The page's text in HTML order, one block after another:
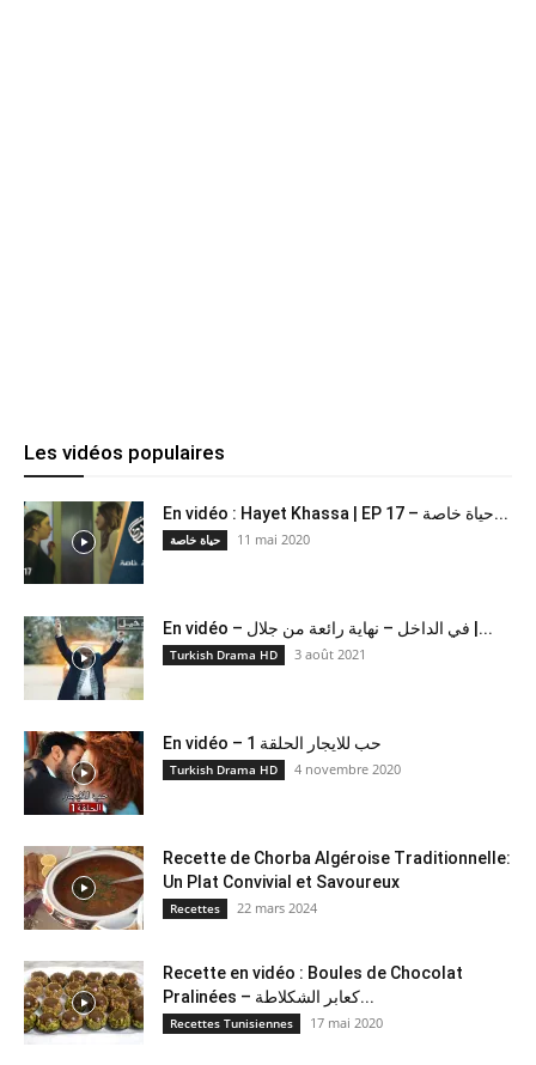
Les vidéos populaires
En vidéo : Hayet Khassa | EP 17 – حياة خاصة...
حياة خاصة 11 mai 2020
En vidéo – في الداخل – نهاية رائعة من جلال |...
Turkish Drama HD 3 août 2021
En vidéo – حب للايجار الحلقة 1
Turkish Drama HD 4 novembre 2020
Recette de Chorba Algéroise Traditionnelle:
Un Plat Convivial et Savoureux
Recettes 22 mars 2024
Recette en vidéo : Boules de Chocolat
Pralinées – كعابر الشكلاطة...
Recettes Tunisiennes 17 mai 2020